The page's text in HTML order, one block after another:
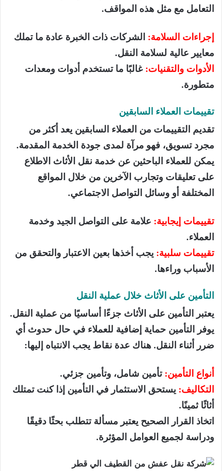
التعامل مع مثل هذه المواقف.
إجراءات السلامة: الشركات ذات الخبرة عادة ما تملك
معايير عالية لسلامة النقل.
الأدوات والتقنيات:غالبًا ما تستخدم أدوات ومعدات
متطورة.
تقييمات العملاء السابقين
تقديم التقييمات من العملاء السابقين يعد أكثر من
مجرد تسويق، فهو مرآة لمدى جودة الخدمة المقدمة.
يمكن للعملاء الباحثين عن خدمة نقل الأثاث الاطلاع
على تعليقات وتجارب الآخرين من خلال المواقع
المختلفة أو وسائل التواصل الاجتماعي.
تقييمات إيجابية: علامة على التواصل الجيد وخدمة
العملاء.
تقييمات سلبية: يجب أخذها بعين الاعتبار والتحقق من
الأسباب وراءها.
التأمين على الأثاث خلال عملية النقل
يعتبر التأمين على الأثاث جزءًا أساسيًا من عملية النقل.
يوفر التأمين حماية إضافية للعملاء في حال حدوث أي
ضرر أثناء النقل. هناك عدة نقاط يجب الانتباه إليها:
أنواع التأمين:تأمين شامل، وتأمين جزئي.
التكاليف: يستحق الاستثمار في التأمين إذا كنت تمتلك
أثاثًا ثمينًا.
اتخاذ القرار الصحيح يعتبر مسألة تتطلب بحثًا دقيقًا
ودراسة لجميع العوامل المؤثرة.